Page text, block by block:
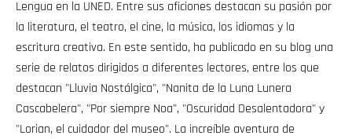
Lengua en la UNED. Entre sus aficiones destacan su pasión por
la literatura, el teatro, el cine, la música, los idiomas y la
escritura creativa. En este sentido, ha publicado en su blog una
serie de relatos dirigidos a diferentes lectores, entre los que
destacan "Lluvia Nostálgica", "Nanita de la Luna Lunera
Cascabelera", "Por siempre Noa", "Oscuridad Desalentadora" y
"Lorian, el cuidador del museo". La increíble aventura de